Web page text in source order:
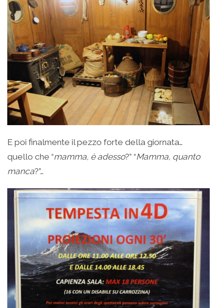
E poi finalmente il pezzo forte della giornata…
quello che “mamma, è adesso?” “Mamma, quanto
manca?”…